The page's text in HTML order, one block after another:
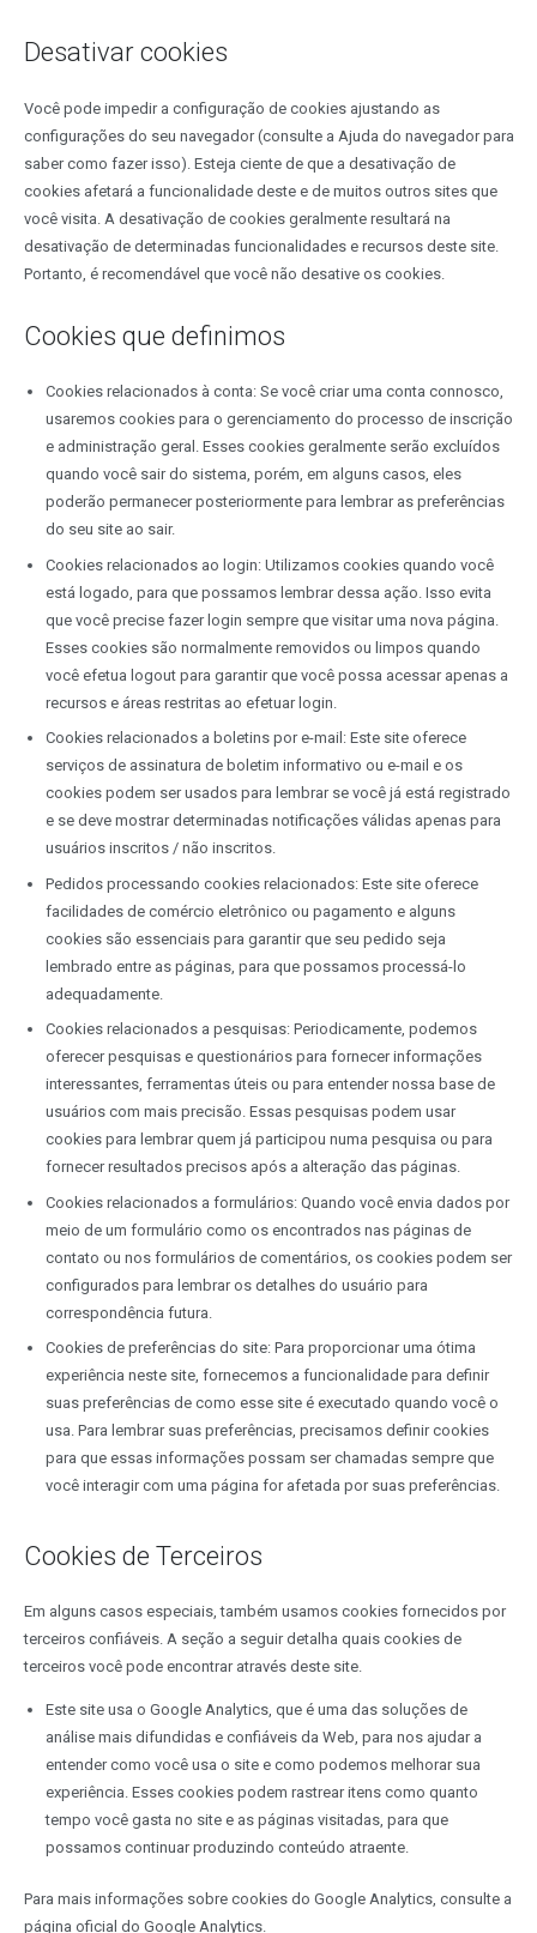
Desativar cookies
Você pode impedir a configuração de cookies ajustando as
configurações do seu navegador (consulte a Ajuda do navegador para
saber como fazer isso). Esteja ciente de que a desativação de
cookies afetará a funcionalidade deste e de muitos outros sites que
você visita. A desativação de cookies geralmente resultará na
desativação de determinadas funcionalidades e recursos deste site.
Portanto, é recomendável que você não desative os cookies.
Cookies que definimos
Cookies relacionados à conta: Se você criar uma conta connosco,
usaremos cookies para o gerenciamento do processo de inscrição
e administração geral. Esses cookies geralmente serão excluídos
quando você sair do sistema, porém, em alguns casos, eles
poderão permanecer posteriormente para lembrar as preferências
do seu site ao sair.
Cookies relacionados ao login: Utilizamos cookies quando você
está logado, para que possamos lembrar dessa ação. Isso evita
que você precise fazer login sempre que visitar uma nova página.
Esses cookies são normalmente removidos ou limpos quando
você efetua logout para garantir que você possa acessar apenas a
recursos e áreas restritas ao efetuar login.
Cookies relacionados a boletins por e-mail: Este site oferece
serviços de assinatura de boletim informativo ou e-mail e os
cookies podem ser usados para lembrar se você já está registrado
e se deve mostrar determinadas notificações válidas apenas para
usuários inscritos / não inscritos.
Pedidos processando cookies relacionados: Este site oferece
facilidades de comércio eletrônico ou pagamento e alguns
cookies são essenciais para garantir que seu pedido seja
lembrado entre as páginas, para que possamos processá-lo
adequadamente.
Cookies relacionados a pesquisas: Periodicamente, podemos
oferecer pesquisas e questionários para fornecer informações
interessantes, ferramentas úteis ou para entender nossa base de
usuários com mais precisão. Essas pesquisas podem usar
cookies para lembrar quem já participou numa pesquisa ou para
fornecer resultados precisos após a alteração das páginas.
Cookies relacionados a formulários: Quando você envia dados por
meio de um formulário como os encontrados nas páginas de
contato ou nos formulários de comentários, os cookies podem ser
configurados para lembrar os detalhes do usuário para
correspondência futura.
Cookies de preferências do site: Para proporcionar uma ótima
experiência neste site, fornecemos a funcionalidade para definir
suas preferências de como esse site é executado quando você o
usa. Para lembrar suas preferências, precisamos definir cookies
para que essas informações possam ser chamadas sempre que
você interagir com uma página for afetada por suas preferências.
Cookies de Terceiros
Em alguns casos especiais, também usamos cookies fornecidos por
terceiros confiáveis. A seção a seguir detalha quais cookies de
terceiros você pode encontrar através deste site.
Este site usa o Google Analytics, que é uma das soluções de
análise mais difundidas e confiáveis da Web, para nos ajudar a
entender como você usa o site e como podemos melhorar sua
experiência. Esses cookies podem rastrear itens como quanto
tempo você gasta no site e as páginas visitadas, para que
possamos continuar produzindo conteúdo atraente.
Para mais informações sobre cookies do Google Analytics, consulte a
página oficial do Google Analytics.